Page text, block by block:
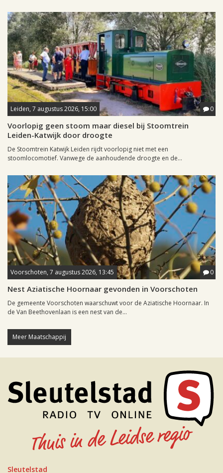
Leiden, 7 augustus 2026, 15:00 0
Voorlopig geen stoom maar diesel bij Stoomtrein
Leiden-Katwijk door droogte
De Stoomtrein Katwijk Leiden rijdt voorlopig niet met een
stoomlocomotief. Vanwege de aanhoudende droogte en de...
Voorschoten, 7 augustus 2026, 13:45 0
Nest Aziatische Hoornaar gevonden in Voorschoten
De gemeente Voorschoten waarschuwt voor de Aziatische Hoornaar. In
de Van Beethovenlaan is een nest van de...
Meer Maatschappij
Sleutelstad